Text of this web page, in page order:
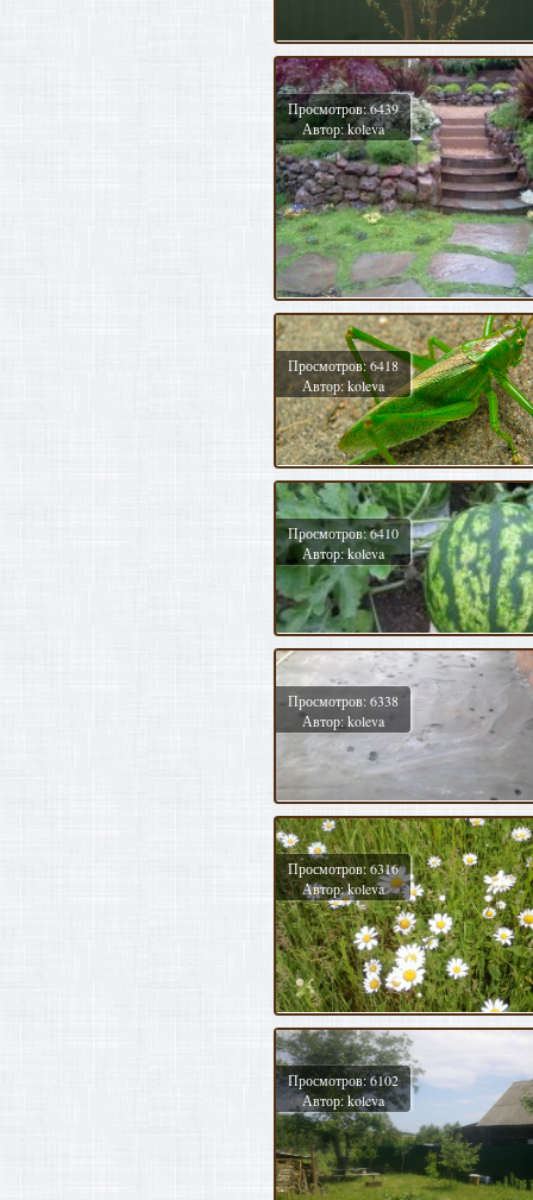
Просмотров: 6439
Автор: koleva
Просмотров: 6418
Автор: koleva
Просмотров: 6410
Автор: koleva
Просмотров: 6338
Автор: koleva
Просмотров: 6316
Автор: koleva
Просмотров: 6102
Автор: koleva